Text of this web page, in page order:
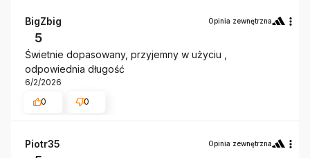
BigZbig Opinia zewnętrzna
5
Świetnie dopasowany, przyjemny w użyciu ,
odpowiednia długość
6/2/2026
0
0
Piotr35 Opinia zewnętrzna